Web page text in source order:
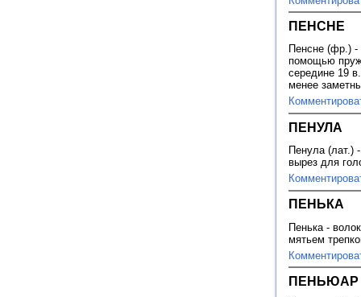
ПЕНСНЕ
Пенсне (фр.) -
помощью
середине 19
менее
ПЕНУЛА
Пенула
вырез для
ПЕНЬКА
Пенька -
мятьем
ПЕНЬЮАР